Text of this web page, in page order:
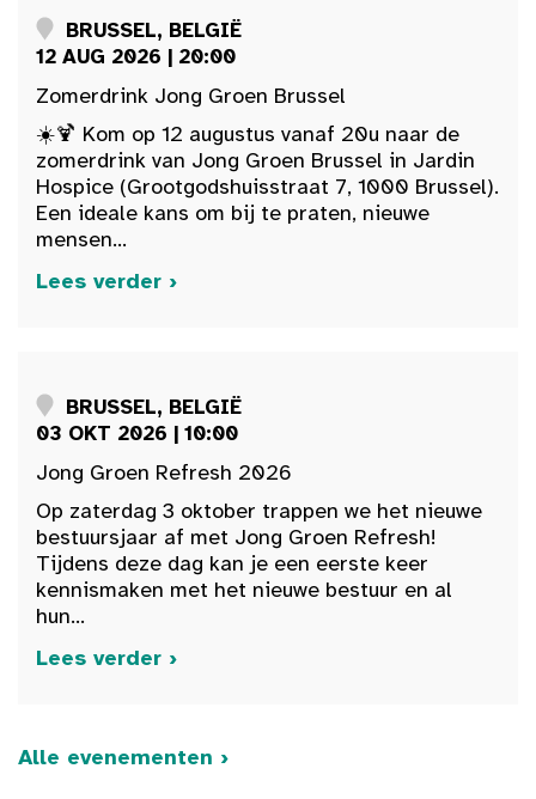
BRUSSEL, BELGIË
12 AUG 2026 | 20:00
Zomerdrink Jong Groen Brussel
☀️🍹 Kom op 12 augustus vanaf 20u naar de
zomerdrink van Jong Groen Brussel in Jardin
Hospice (Grootgodshuisstraat 7, 1000 Brussel).
Een ideale kans om bij te praten, nieuwe
mensen...
Lees verder ›
BRUSSEL, BELGIË
03 OKT 2026 | 10:00
Jong Groen Refresh 2026
Op zaterdag 3 oktober trappen we het nieuwe
bestuursjaar af met Jong Groen Refresh!
Tijdens deze dag kan je een eerste keer
kennismaken met het nieuwe bestuur en al
hun...
Lees verder ›
Alle evenementen ›